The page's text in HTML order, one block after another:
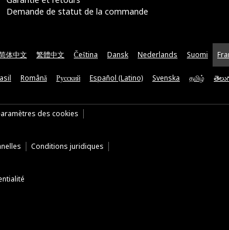
Demande de statut de la commande
体中文 繁體中文 Čeština Dansk Nederlands Suomi
Română Русский Español (Latino) Svenska தமிழ்
des cookies
Conditions juridiques